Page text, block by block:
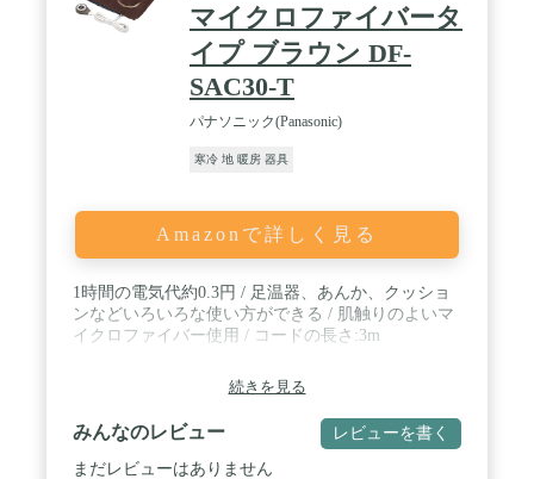
マイクロファイバータ
イプ ブラウン DF-
SAC30-T
パナソニック(Panasonic)
寒冷 地 暖房 器具
Amazonで詳しく見る
1時間の電気代約0.3円 / 足温器、あんか、クッショ
ンなどいろいろな使い方ができる / 肌触りのよいマ
イクロファイバー使用 / コードの長さ:3m
続きを見る
みんなのレビュー レビューを書く
まだレビューはありません